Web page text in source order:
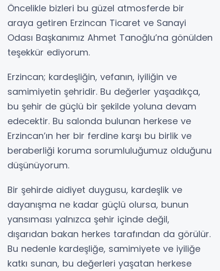
Öncelikle bizleri bu güzel atmosferde bir
araya getiren Erzincan Ticaret ve Sanayi
Odası Başkanımız Ahmet Tanoğlu’na gönülden
teşekkür ediyorum.
Erzincan; kardeşliğin, vefanın, iyiliğin ve
samimiyetin şehridir. Bu değerler yaşadıkça,
bu şehir de güçlü bir şekilde yoluna devam
edecektir. Bu salonda bulunan herkese ve
Erzincan’ın her bir ferdine karşı bu birlik ve
beraberliği koruma sorumluluğumuz olduğunu
düşünüyorum.
Bir şehirde aidiyet duygusu, kardeşlik ve
dayanışma ne kadar güçlü olursa, bunun
yansıması yalnızca şehir içinde değil,
dışarıdan bakan herkes tarafından da görülür.
Bu nedenle kardeşliğe, samimiyete ve iyiliğe
katkı sunan, bu değerleri yaşatan herkese